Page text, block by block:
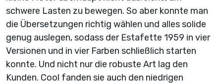
schwere Lasten zu bewegen. So aber konnte man
die Übersetzungen richtig wählen und alles solide
genug auslegen, sodass der Estafette 1959 in vier
Versionen und in vier Farben schließlich starten
konnte. Und nicht nur die robuste Art lag den
Kunden. Cool fanden sie auch den niedrigen